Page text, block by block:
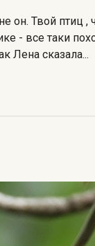
он. Твой птиц ,
- все таки
Лена сказала...